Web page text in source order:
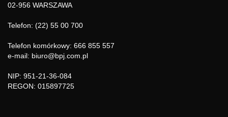
02-956 WARSZAWA
Telefon: (22) 55 00 700
Telefon komórkowy: 666 855 557
e-mail: biuro@bpj.com.pl
NIP: 951-21-36-084
REGON: 015897725